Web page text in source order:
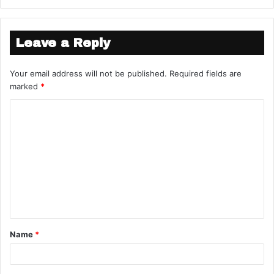
कदमलाई उल्ट्याई दिएपछि नैतिकताको आधारमा
राजीनामा दिन्छन् भनेर कल्पना गर्नु सर्वोच्च अदालतको
आदेशपछि खुसीयालीमा प्रचण्ड माधव नेपालले लड्डु
तीन दशकदेखि पार्टीको महाधिवेशन नै नगरी
Leave a Reply
Your email address will not be published. Required fields are
marked *
Name *